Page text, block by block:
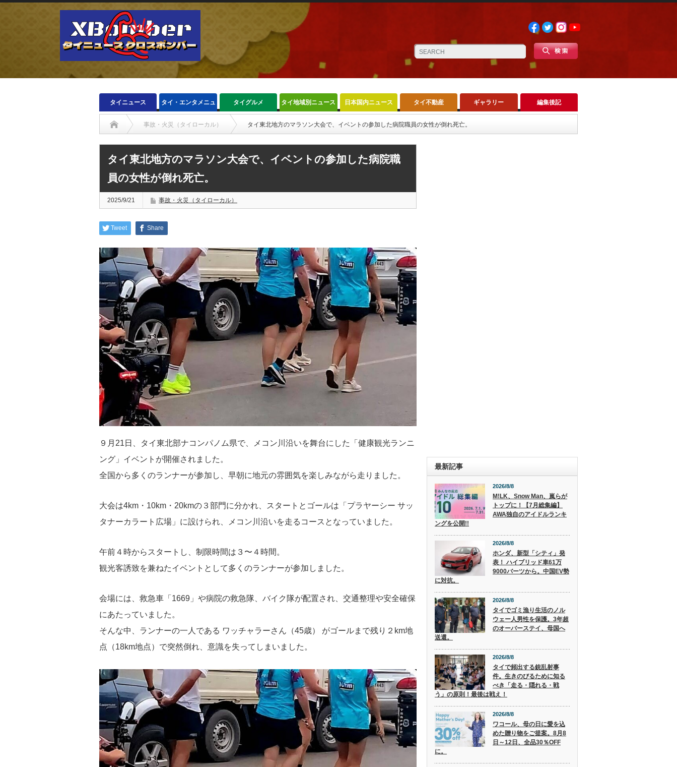
タイニュース タイ・エンタメニュ
ース
タイグルメ タイ地域別ニュース 日本国内ニュース タイ不動産 ギャラリー 編集後記
事故・火災（タイローカル） タイ東北地方のマラソン大会で、イベントの参加した病院職員の女性が倒れ死亡。
タイ東北地方のマラソン大会で、イベントの参加した病院職
員の女性が倒れ死亡。
2025/9/21 事故・火災（タイローカル）
Tweet Share
９月21日、タイ東北部ナコンパノム県で、メコン川沿いを舞台にした「健康観光ランニ
ング」イベントが開催されました。
全国から多くのランナーが参加し、早朝に地元の雰囲気を楽しみながら走りました。
大会は4km・10km・20kmの３部門に分かれ、スタートとゴールは「プラヤーシー サッ
タナーカラート広場」に設けられ、メコン川沿いを走るコースとなっていました。
午前４時からスタートし、制限時間は３〜４時間。
観光客誘致を兼ねたイベントとして多くのランナーが参加しました。
会場には、救急車「1669」や病院の救急隊、バイク隊が配置され、交通整理や安全確保
にあたっていました。
そんな中、ランナーの一人である ワッチャラーさん（45歳） がゴールまで残り２km地
点（18km地点）で突然倒れ、意識を失ってしまいました。
最新記事
2026/8/8
M!LK、Snow Man、嵐らが
トップに！【7月総集編】
AWA独自のアイドルランキ
ングを公開!!
2026/8/8
ホンダ、新型「シティ」発
表！ ハイブリッド車61万
9000バーツから。中国EV勢
に対抗。
2026/8/8
タイでゴミ漁り生活のノル
ウェー人男性を保護。3年超
のオーバーステイ、母国へ
送還。
2026/8/8
タイで頻出する銃乱射事
件。生きのびるために知る
べき「走る・隠れる・戦
う」の原則！最後は戦え！
2026/8/8
ワコール、母の日に愛を込
めた贈り物をご提案。8月8
日～12日、全品30％OFF
に。